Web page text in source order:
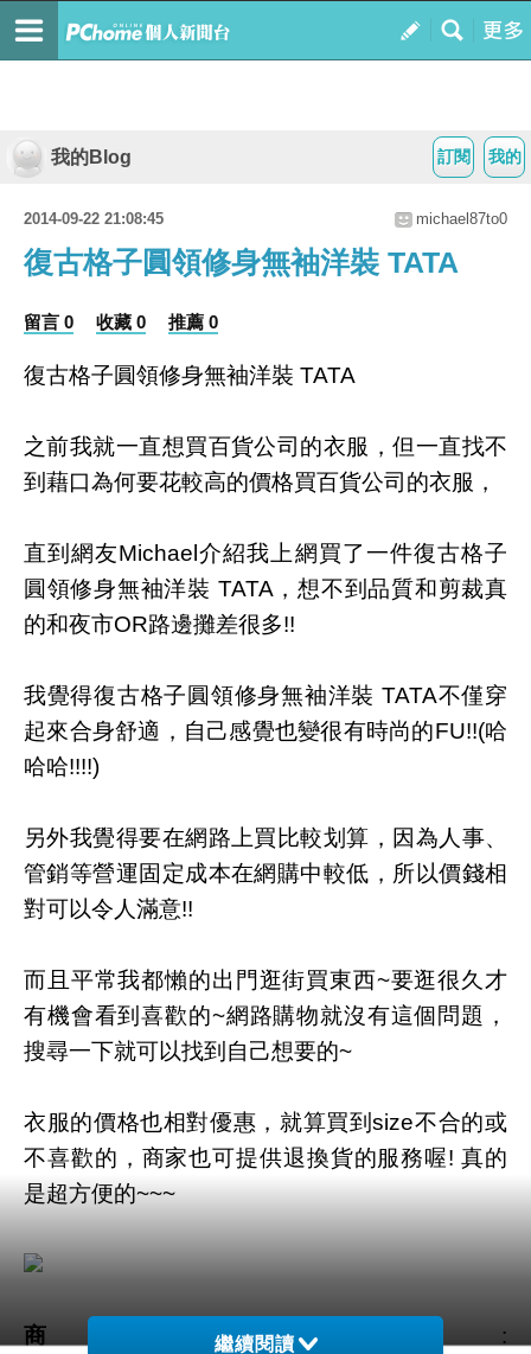
我的
訂閱
我的Blog
2014-09-22 21:08:45 michael87to0
復古格子圓領修身無袖洋裝 TATA
留言 0 收藏 0 推薦 0
復古格子圓領修身無袖洋裝 TATA
之前我就一直想買百貨公司的衣服，但一直找不
到藉口為何要花較高的價格買百貨公司的衣服，
直到網友Michael介紹我上網買了一件復古格子
圓領修身無袖洋裝 TATA，想不到品質和剪裁真
的和夜市OR路邊攤差很多!!
我覺得復古格子圓領修身無袖洋裝 TATA不僅穿
起來合身舒適，自己感覺也變很有時尚的FU!!(哈
哈哈!!!!)
另外我覺得要在網路上買比較划算，因為人事、
管銷等營運固定成本在網購中較低，所以價錢相
對可以令人滿意!!
而且平常我都懶的出門逛街買東西~要逛很久才
有機會看到喜歡的~網路購物就沒有這個問題，
搜尋一下就可以找到自己想要的~
衣服的價格也相對優惠，就算買到size不合的或
不喜歡的，商家也可提供退換貨的服務喔! 真的
是超方便的~~~
商品網址 :
繼續閱讀